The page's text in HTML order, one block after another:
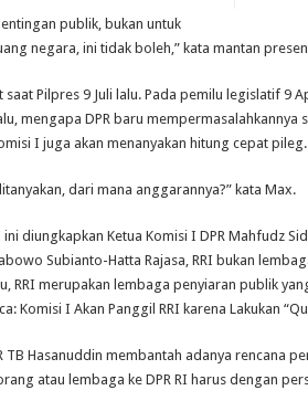
publik, bukan untuk
negara, ini tidak boleh,” kata mantan
Pilpres 9 Juli lalu. Pada pemilu legislatif 9
mengapa DPR baru mempermasalahkannya
I juga akan menanyakan hitung cepat pileg.
dari mana anggarannya?” kata Max.
diungkapkan Ketua Komisi I DPR Mahfudz
Subianto-Hatta Rajasa, RRI bukan
RRI merupakan lembaga penyiaran publik
Komisi I Akan Panggil RRI karena Lakukan
TB Hasanuddin membantah adanya rencana
atau lembaga ke DPR RI harus dengan